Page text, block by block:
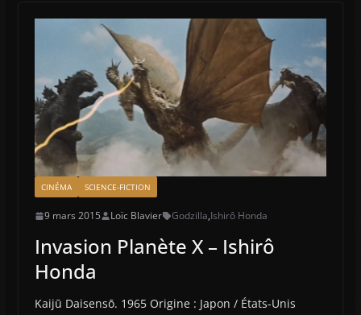
CINÉMA SCIENCE-FICTION
9 mars 2015 Loïc Blavier Godzilla,Ishirô Honda
Invasion Planète X – Ishirô
Honda
Kaijū Daisensō. 1965 Origine : Japon / États-Unis